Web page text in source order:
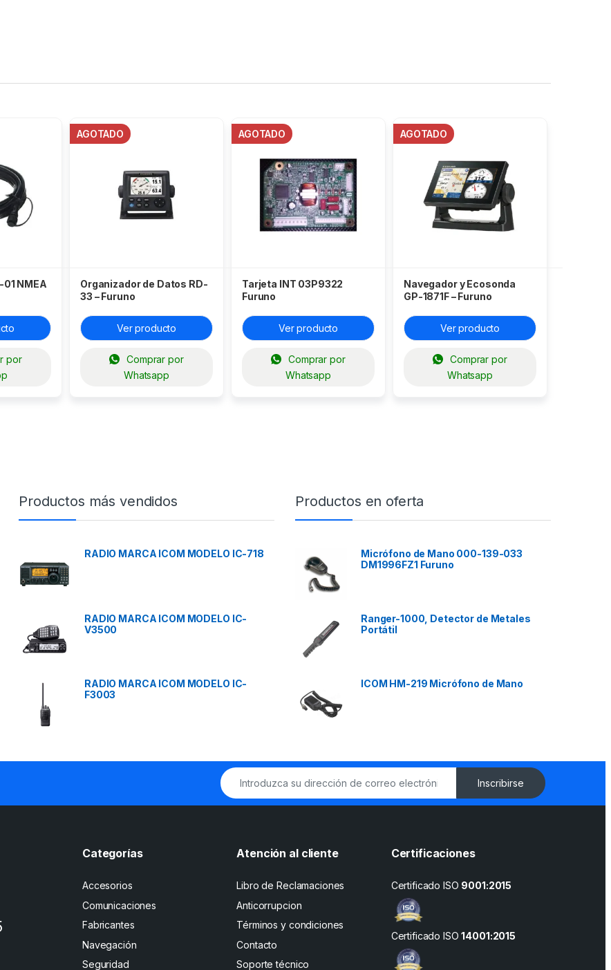
NMEA
por
AGOTADO
Organizador de Datos RD-
33 – Furuno
Ver producto
Comprar por
Whatsapp
AGOTADO
Tarjeta INT 03P9322
Furuno
Ver producto
Comprar por
Whatsapp
AGOTADO
Navegador y Ecosonda
GP-1871F – Furuno
Ver producto
Comprar por
Whatsapp
Productos más vendidos
RADIO MARCA ICOM MODELO IC-718
RADIO MARCA ICOM MODELO IC-
V3500
RADIO MARCA ICOM MODELO IC-
F3003
Productos en oferta
Micrófono de Mano 000-139-033
DM1996FZ1 Furuno
Ranger-1000, Detector de Metales
Portátil
ICOM HM-219 Micrófono de Mano
Inscribirse
Categorías
Accesorios
Comunicaciones
Fabricantes
Navegación
Seguridad
Atención al cliente
Libro de Reclamaciones
Anticorrupcion
Términos y condiciones
Contacto
Soporte técnico
Certificaciones
Certificado ISO 9001:2015
Certificado ISO14001:2015